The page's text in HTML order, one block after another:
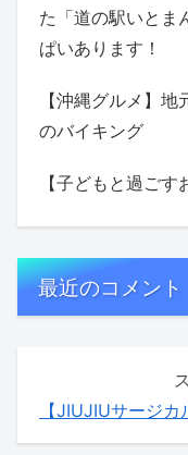
た「道の駅いとま
ぱいあります！
【沖縄グルメ】地
のバイキング
【子どもと過ご
最近のコメント
【JIUJIUサージ